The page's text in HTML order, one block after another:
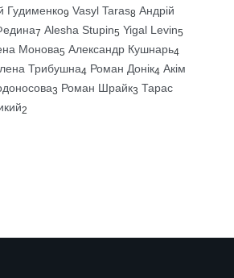
Гудименко9 Vasyl Taras8 Андрій
7 Alesha Stupin5 Yigal Levin5
Монова5 Александр Кушнарь4
Трибушна4 Роман Донік4 Акім
3 Роман Шрайк3 Тарас
2